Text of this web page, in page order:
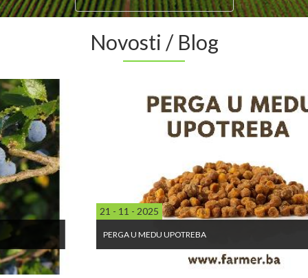
Novosti / Blog
21 - 11 - 2025
PERGA U MEDU UPOTREBA